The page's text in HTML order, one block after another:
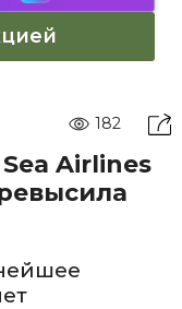
182
Airlines